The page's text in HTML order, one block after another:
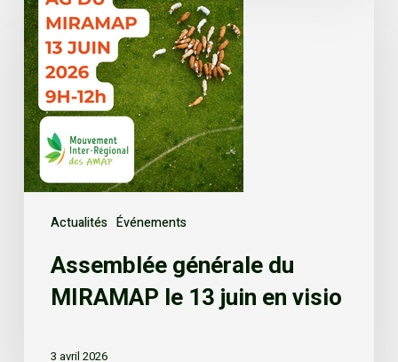
Actualités Événements
Assemblée générale du
MIRAMAP le 13 juin en visio
3 avril 2026